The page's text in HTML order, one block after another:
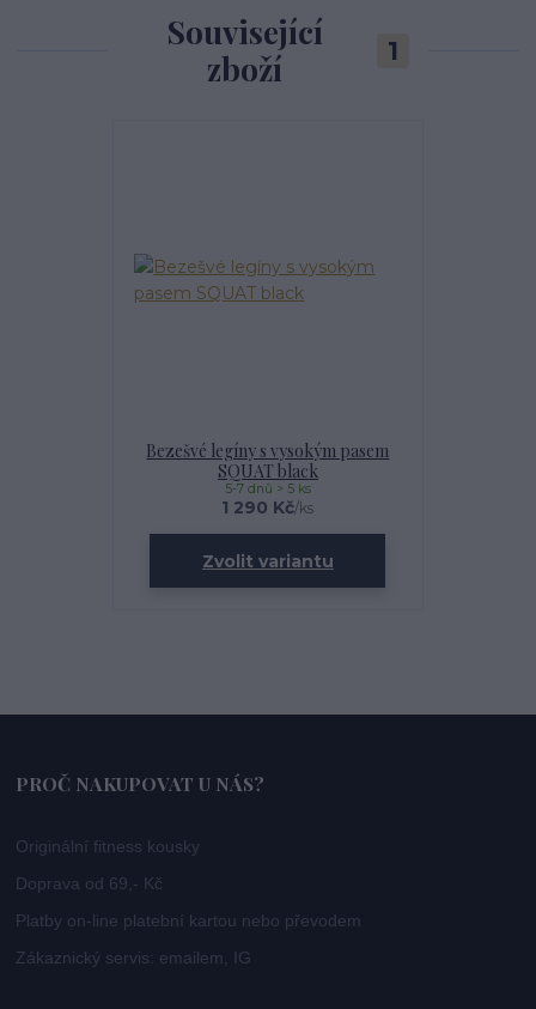
Související
zboží
1
Bezešvé legíny s vysokým pasem
SQUAT black
1 290 Kč/ks
5-7 dnů > 5 ks
Zvolit variantu
PROČ NAKUPOVAT U NÁS?
Originální fitness kousky
Doprava od 69,- Kč
Platby on-line platební kartou nebo převodem
Zákaznický servis: emailem, IG